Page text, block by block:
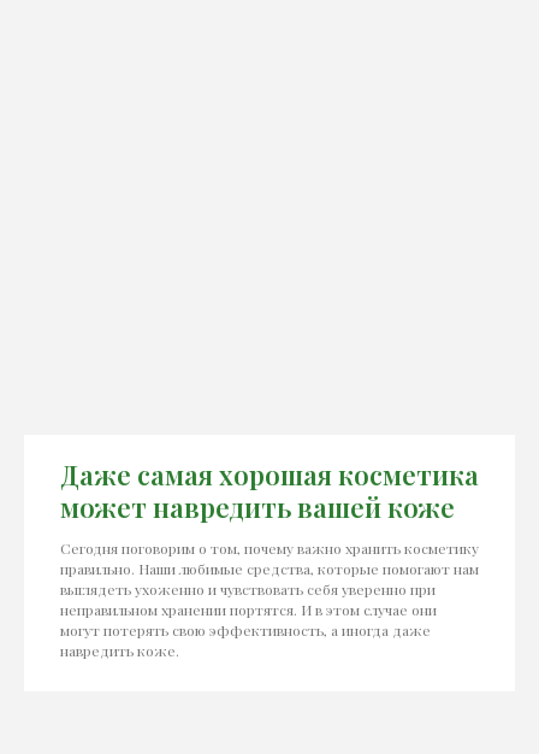
Даже самая хорошая косметика
может навредить вашей коже
Сегодня поговорим о том, почему важно хранить косметику
правильно. Наши любимые средства, которые помогают нам
выглядеть ухоженно и чувствовать себя уверенно при
неправильном хранении портятся. И в этом случае они
могут потерять свою эффективность, а иногда даже
навредить коже.